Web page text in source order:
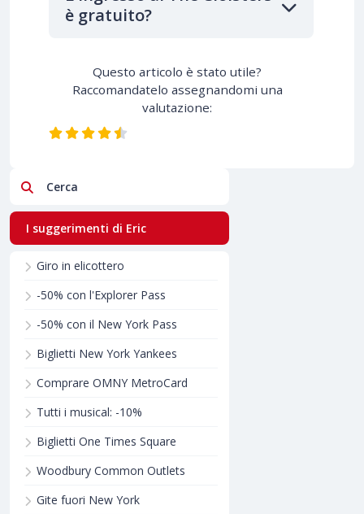
è gratuito?
Questo articolo è stato utile?
Raccomandatelo assegnandomi una
valutazione:
Cerca
I suggerimenti di Eric
Giro in elicottero
-50% con l'Explorer Pass
-50% con il New York Pass
Biglietti New York Yankees
Comprare OMNY MetroCard
Tutti i musical: -10%
Biglietti One Times Square
Woodbury Common Outlets
Gite fuori New York